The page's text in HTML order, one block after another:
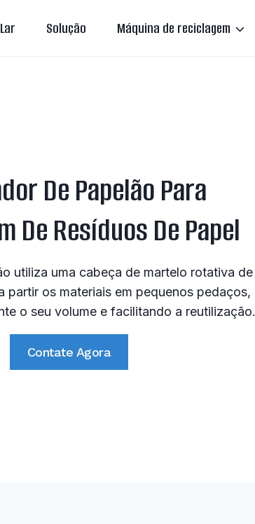
Lar Solução Máquina de reciclagem
De Papelão Para
De Resíduos De Papel
utiliza uma cabeça de martelo rotativa de
partir os materiais em pequenos pedaços,
o seu volume e facilitando a reutilização.
Contate Agora